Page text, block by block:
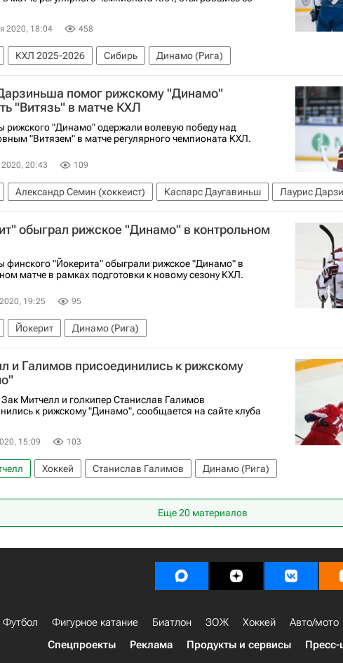
2020, 18:04 458
КХЛ 2025-2026 Сибирь Динамо (Рига)
помог рижскому "Динамо"
"Витязь" в матче КХЛ
рижского "Динамо" одержали волевую победу над
"Витязем" в матче регулярного чемпионата КХЛ.
2020, 20:43 109
Александр Семин (хоккеист) Каспарс Даугавиньш
Лаурис
чемпионат КХЛ
КХЛ 2025-2026 Витязь Динамо (Рига)
обыграл рижское "Динамо" в контрольном
финского "Йокерита" обыграли рижское "Динамо" в
матче в рамках подготовки к новому сезону КХЛ.
19:25 95
Йокерит Динамо (Рига)
и Галимов присоединились к рижскому
Митчелл и голкипер Станислав Галимов
к рижскому "Динамо", сообщается на сайте клуба
15:09 103
Хоккей Станислав Галимов Динамо (Рига)
Еще 20 материалов
Футбол Фигурное катание Биатлон ЗОЖ Хоккей Авто/мото
Спецпроекты
Реклама Продукты и сервисы Пресс-